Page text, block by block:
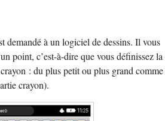
demandé à un logiciel de dessins. Il vous
point, c’est-à-dire que vous définissez la
: du plus petit ou plus grand comme
crayon).